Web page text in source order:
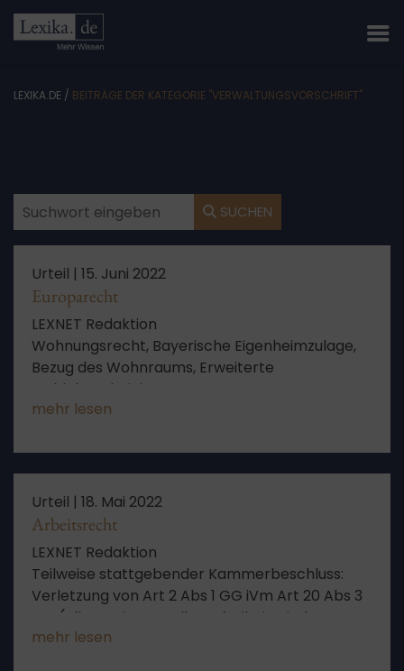
LEXIKA.DE / BEITRÄGE DER KATEGORIE "VERWALTUNGSVORSCHRIFT"
SUCHEN
Urteil | 15. Juni 2022
Europarecht
LEXNET Redaktion
Wohnungsrecht, Bayerische Eigenheimzulage,
Bezug des Wohnraums, Erweiterte
Meldebescheinigung
mehr lesen
Urteil | 18. Mai 2022
Arbeitsrecht
LEXNET Redaktion
Teilweise stattgebender Kammerbeschluss:
Verletzung von Art 2 Abs 1 GG iVm Art 20 Abs 3
GG (allgemeine Handlungsfreiheit, Bindung an
Recht und Gesetz) durch nicht
mehr lesen